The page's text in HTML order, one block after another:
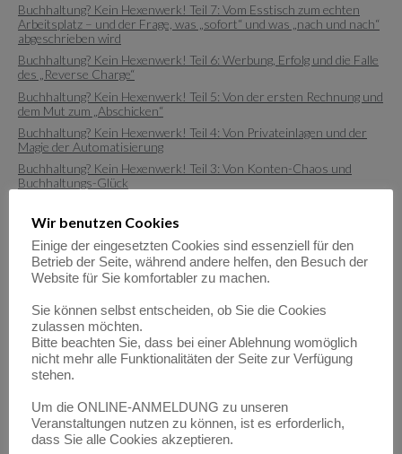
Buchhaltung? Kein Hexenwerk! Teil 7: Vom Esstisch zum echten
Arbeitsplatz – und der Frage, was „sofort“ und was „nach und nach“
abgeschrieben wird
Buchhaltung? Kein Hexenwerk! Teil 6: Werbung, Erfolg und die Falle
des „Reverse Charge“
Buchhaltung? Kein Hexenwerk! Teil 5: Von der ersten Rechnung und
dem Mut zum „Abschicken“
Buchhaltung? Kein Hexenwerk! Teil 4: Von Privateinlagen und der
Magie der Automatisierung
Buchhaltung? Kein Hexenwerk! Teil 3: Von Konten-Chaos und
Buchhaltungs-Glück
Neueste Kommentare
Empowerment durch Mentoring: Wie Migrantinnen gestärkt
werden | BerufsWege für Frauen e.V.
Empowerment durch Mentoring: Wie Migrantinnen gestärkt
werden | BerufsWege für Frauen e.V.
zuFundraisende – die „Eier-legenden Woll-Milch-Säue“
Empowerment durch Mentoring: Wie Migrantinnen gestärkt
werden | BerufsWege für Frauen e.V.
Be happy – so werden Sie glücklich im Beruf!| BerufsWege für
Frauen e.V.
zuEigenlob stimmt!
Wir benutzen Cookies
Einige der eingesetzten Cookies sind essenziell für den
Betrieb der Seite, während andere helfen, den Besuch der
Website für Sie komfortabler zu machen.
Sie können selbst entscheiden, ob Sie die Cookies
zulassen möchten.
Bitte beachten Sie, dass bei einer Ablehnung womöglich
nicht mehr alle Funktionalitäten der Seite zur Verfügung
stehen.
Um die ONLINE-ANMELDUNG zu unseren
Veranstaltungen nutzen zu können, ist es erforderlich,
dass Sie alle Cookies akzeptieren.